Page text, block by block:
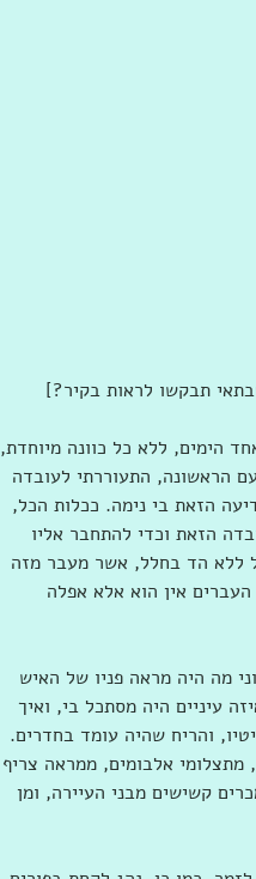
תבקשו לראות בקיר?]
הימים, ללא כל כוונה מיוחדת,
הראשונה, התעוררתי לעובדה
הזאת בי נימה. ככלות הכל,
הזאת וכדי להתחבר אליו
ללא הד בחלל, אשר מעבר מזה
אין הוא אלא אפלה
מה היה מראה פניו של האיש
עיניים היה מסתכל בי, ואיך
והריח שהיה עומד בחדרים.
מתצלומי אלבומים, ממראה צריף
קשישים מבני העיירה, ומן